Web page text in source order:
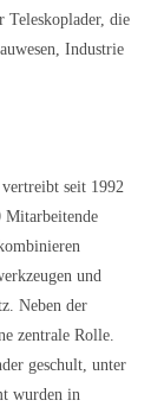
die
Industrie
seit 1992
Mitarbeitende
und
Neben der
zentrale Rolle.
geschult, unter
wurden in